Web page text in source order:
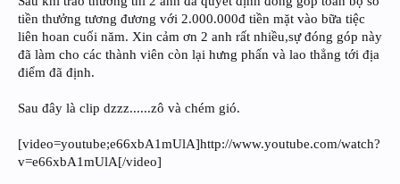
tiền thưởng tương đương với 2.000.000đ tiền mặt vào bữa tiệc
liên hoan cuối năm. Xin cảm ơn 2 anh rất nhiều,sự đóng góp này
đã làm cho các thành viên còn lại hưng phấn và lao thẳng tới địa
điểm đã định.
Sau đây là clip dzzz......zô và chém gió.
[video=youtube;e66xbA1mUlA]http://www.youtube.com/watch?
v=e66xbA1mUlA[/video]